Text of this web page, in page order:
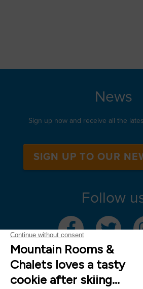
News
Sign up now and receive all the
SIGN UP TO OUR
Follow
Mountain Rooms Trading Limited, registered in
number 14485913)